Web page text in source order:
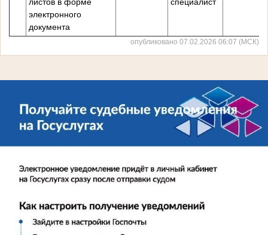
листов в форме
электронного
документа
специалист
опубликовано 07.02.2026 06:07 (МСК)